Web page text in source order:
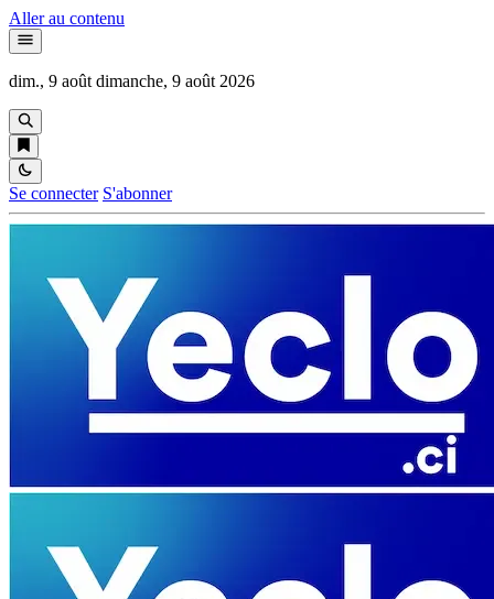
Aller au contenu
dim., 9 août dimanche, 9 août 2026
Se connecter S'abonner